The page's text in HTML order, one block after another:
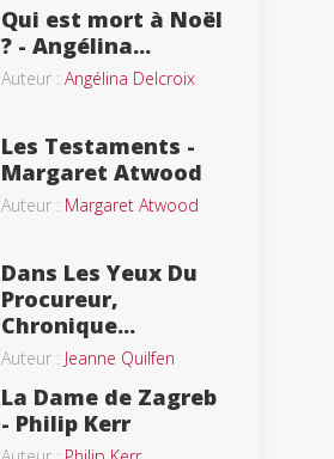
Qui est mort à Noël
? - Angélina...
Auteur : Angélina Delcroix
Les Testaments -
Margaret Atwood
Auteur : Margaret Atwood
Dans Les Yeux Du
Procureur,
Chronique...
Auteur : Jeanne Quilfen
La Dame de Zagreb
- Philip Kerr